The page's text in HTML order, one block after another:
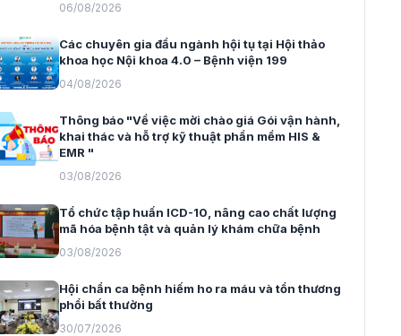
06/08/2026
Các chuyên gia đầu ngành hội tụ tại Hội thảo
khoa học Nội khoa 4.0 – Bệnh viện 199
04/08/2026
Thông báo "Về việc mời chào giá Gói vận hành,
khai thác và hỗ trợ kỹ thuật phần mềm HIS &
EMR "
03/08/2026
Tổ chức tập huấn ICD-10, nâng cao chất lượng
mã hóa bệnh tật và quản lý khám chữa bệnh
03/08/2026
Hội chẩn ca bệnh hiếm ho ra máu và tổn thương
phổi bất thường
30/07/2026